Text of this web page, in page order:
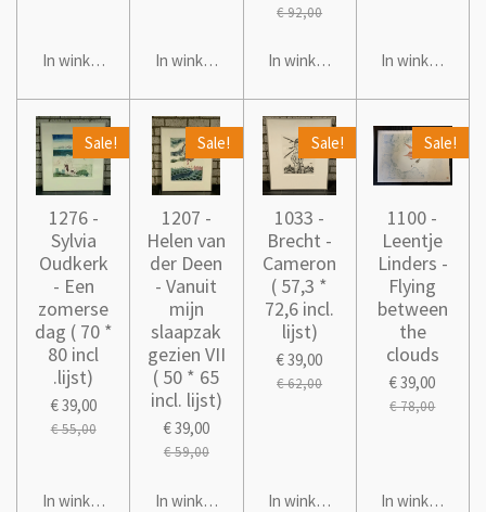
In winkelwagen In winkelwagen
€ 92,00
In winkelwagen In winkelwagen
Sale!
1276 -
Sylvia
Oudkerk
- Een
zomerse
dag ( 70 *
80 incl
.lijst)
€ 39,00
€ 55,00
In winkelwagen
Sale!
1207 -
Helen van
der Deen
- Vanuit
mijn
slaapzak
gezien VII
( 50 * 65
incl. lijst)
€ 39,00
€ 59,00
In winkelwagen
Sale!
1033 -
Brecht -
Cameron
( 57,3 *
72,6 incl.
lijst)
€ 39,00
€ 62,00
In winkelwagen
Sale!
1100 -
Leentje
Linders -
Flying
between
the
clouds
€ 39,00
€ 78,00
In winkelwagen